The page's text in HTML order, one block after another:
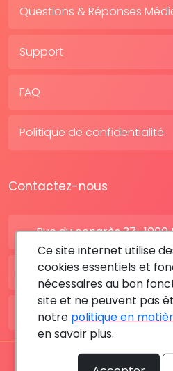
Questions & Réponses
Support
FAQ
Politique de confidentialité
Contactez-nous
Rue du congrès 37 , 1000
BE: +32 28080227
FR: +33 183642895
Tous les droits sont réservés
Ce site internet utilise
cookies essentiels et
nécessaires au bon
site et ne peuvent pas
notre politique en
en savoir plus.